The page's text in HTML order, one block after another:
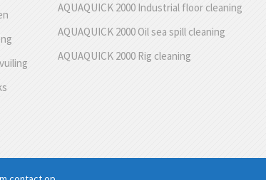
AQUAQUICK 2000 Industrial floor cleaning
AQUAQUICK 2000 Oil sea spill cleaning
AQUAQUICK 2000 Rig cleaning